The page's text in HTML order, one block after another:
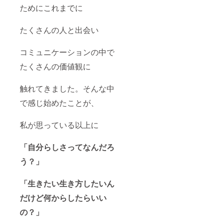
ためにこれまでに
たくさんの人と出会い
コミュニケーションの中で
たくさんの価値観に
触れてきました。そんな中
で感じ始めたことが、
私が思っている以上に
「自分らしさってなんだろ
う？」
「生きたい生き方したいん
だけど何からしたらいい
の？」